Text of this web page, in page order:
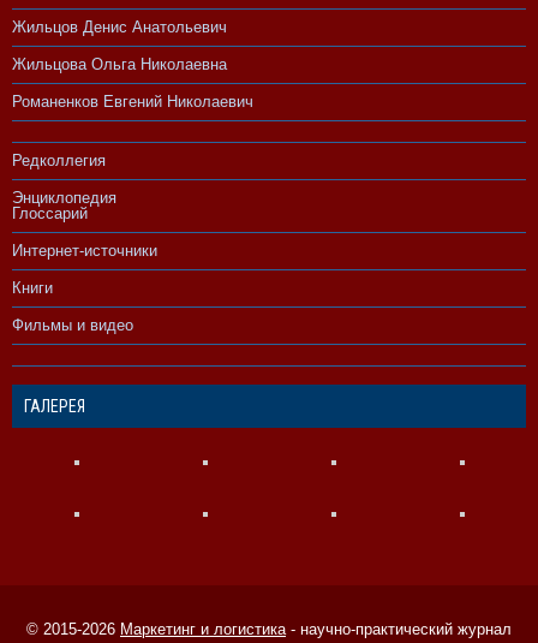
Жильцов Денис Анатольевич
Жильцова Ольга Николаевна
Романенков Евгений Николаевич
Редколлегия
Энциклопедия
Глоссарий
Интернет-источники
Книги
Фильмы и видео
ГАЛЕРЕЯ
© 2015-2026 Маркетинг и логистика- научно-практический журнал